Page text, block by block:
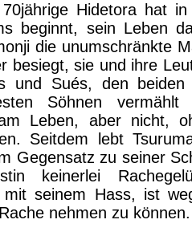
Hidetora hat
beginnt, sein Leben
die unumschränkte
besiegt, sie und ihre
und Sués, den
Söhnen
Leben, aber nicht,
Seitdem lebt
Gegensatz zu seiner
keinerlei
mit seinem Hass, ist
nehmen zu können.